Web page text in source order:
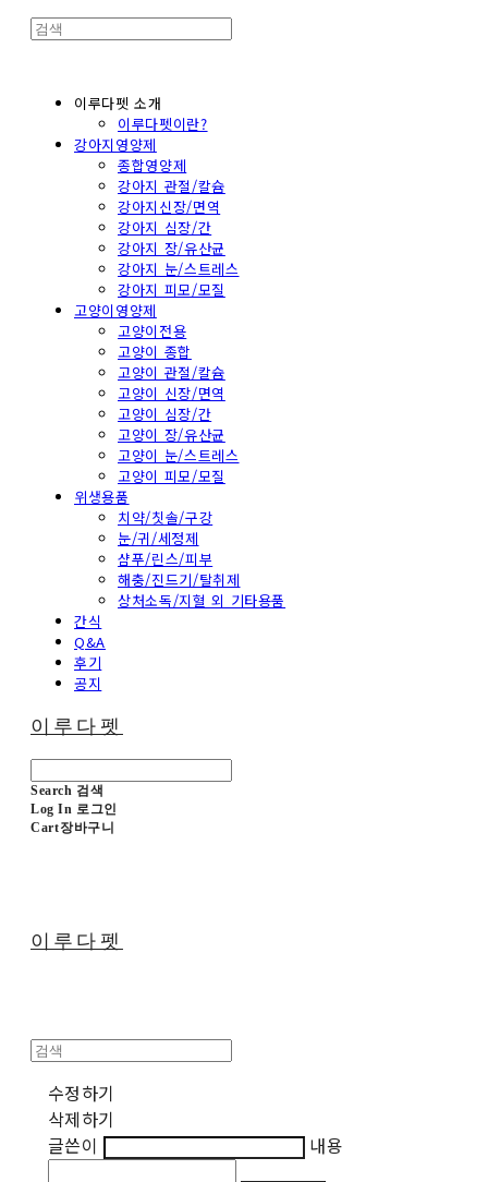
이루다펫 소개
이루다펫이란?
강아지영양제
종합영양제
강아지 관절/칼슘
강아지신장/면역
강아지 심장/간
강아지 장/유산균
강아지 눈/스트레스
강아지 피모/모질
고양이영양제
고양이전용
고양이 종합
고양이 관절/칼슘
고양이 신장/면역
고양이 심장/간
고양이 장/유산균
고양이 눈/스트레스
고양이 피모/모질
위생용품
치약/칫솔/구강
눈/귀/세정제
샴푸/린스/피부
해충/진드기/탈취제
상처소독/지혈 외 기타용품
간식
Q&A
후기
공지
이루다펫
Search 검색
Log In 로그인
Cart장바구니
이루다펫
수정하기
삭제하기
글쓴이
내용